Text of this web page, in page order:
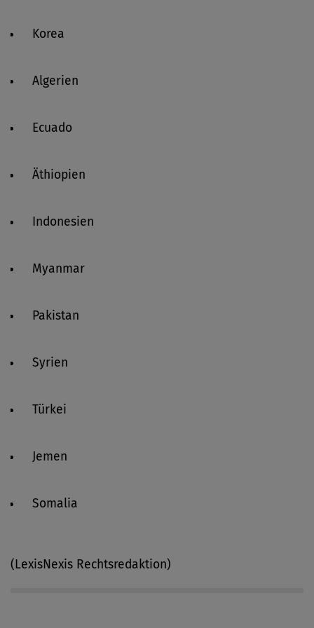
Korea
Algerien
Ecuado
Äthiopien
Indonesien
Myanmar
Pakistan
Syrien
Türkei
Jemen
Somalia
(LexisNexis Rechtsredaktion)